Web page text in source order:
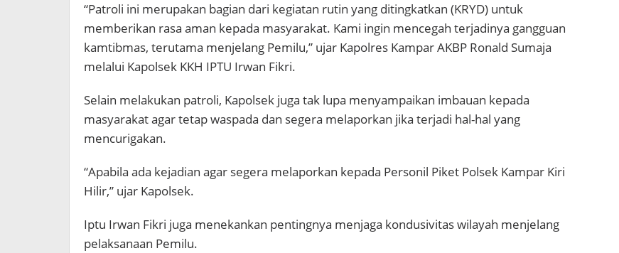
“Patroli ini merupakan bagian dari kegiatan rutin yang ditingkatkan (KRYD) untuk
memberikan rasa aman kepada masyarakat. Kami ingin mencegah terjadinya gangguan
kamtibmas, terutama menjelang Pemilu,” ujar Kapolres Kampar AKBP Ronald Sumaja
melalui Kapolsek KKH IPTU Irwan Fikri.
Selain melakukan patroli, Kapolsek juga tak lupa menyampaikan imbauan kepada
masyarakat agar tetap waspada dan segera melaporkan jika terjadi hal-hal yang
mencurigakan.
“Apabila ada kejadian agar segera melaporkan kepada Personil Piket Polsek Kampar Kiri
Hilir,” ujar Kapolsek.
Iptu Irwan Fikri juga menekankan pentingnya menjaga kondusivitas wilayah menjelang
pelaksanaan Pemilu.